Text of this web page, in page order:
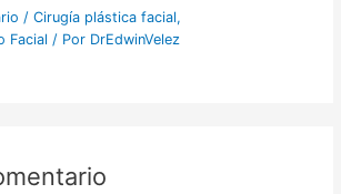
/ Cirugía plástica facial,
Facial / Por DrEdwinVelez